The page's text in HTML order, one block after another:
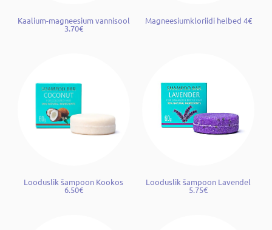
Kaalium-magneesium vannisool
3.70€
Magneesiumkloriidi helbed 4€
Looduslik šampoon Kookos
6.50€
Looduslik šampoon Lavendel
5.75€